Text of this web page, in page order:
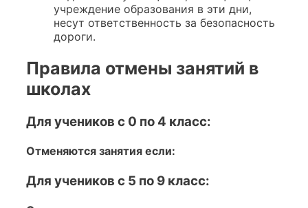
учреждение образования в эти дни,
несут ответственность за безопасность
дороги.
Правила отмены занятий в
школах
Для учеников с 0 по 4 класс:
Отменяются занятия если:
Для учеников с 5 по 9 класс: